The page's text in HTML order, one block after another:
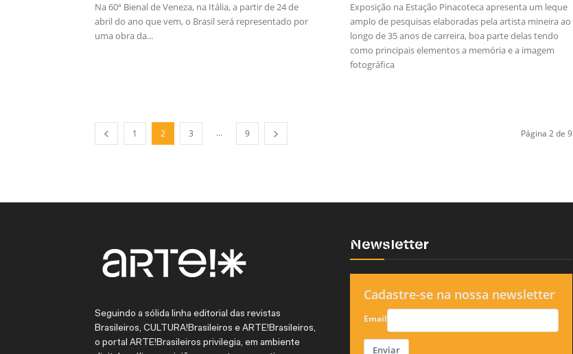
Na 60ª Bienal de Veneza, na Itália, a partir de 24 de
abril do ano que vem, o Brasil será representado por
uma obra da...
Exposição na Estação Pinacoteca apresenta um leque
amplo de pesquisas elaboradas pela artista mineira ao
longo de 35 anos de carreira, boa parte delas tendo
como principais elementos a memória e a imagem
fotográfica
1 2 3 ... 9 Página 2 de 9
Seguindo a sólida linha editorial das revistas
Brasileiros, CULTURA!Brasileiros e ARTE!Brasileiros,
o portal ARTE!Brasileiros privilegia, em ambiente
Newsletter
Cadastre-se na nossa newsletter
Email
Enviar